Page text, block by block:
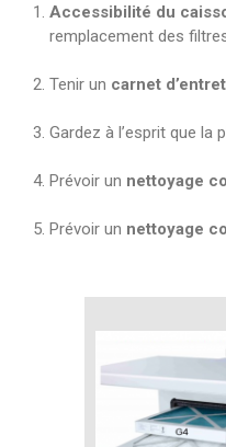
Accessibilité du
remplacement des
Tenir un carnet
Gardez à l’esprit que
Prévoir un nettoyage
Prévoir un nettoyage